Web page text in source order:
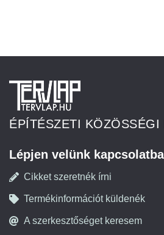
ÉPÍTÉSZETI KÖZÖSSÉGI
Lépjen velünk
Cikket szeretnék írni
Termékinformációt küldenék
A szerkesztőséget keresem